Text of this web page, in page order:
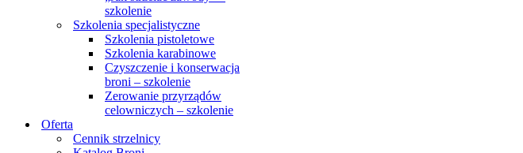
szkolenie
Szkolenia specjalistyczne
Szkolenia pistoletowe
Szkolenia karabinowe
Czyszczenie i konserwacja
broni – szkolenie
Zerowanie przyrządów
celowniczych – szkolenie
Oferta
Cennik strzelnicy